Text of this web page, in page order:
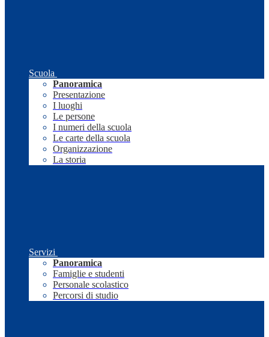
Scuola
Panoramica
Presentazione
I luoghi
Le persone
I numeri della scuola
Le carte della scuola
Organizzazione
La storia
Servizi
Panoramica
Famiglie e studenti
Personale scolastico
Percorsi di studio